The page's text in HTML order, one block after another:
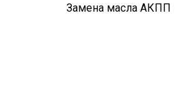
Замена масла АКПП